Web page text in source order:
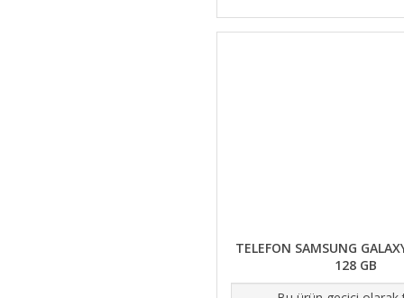
TELEFON SAMSUNG
128 GB